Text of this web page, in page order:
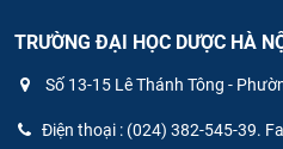
TRƯỜNG ĐẠI HỌC DƯỢC HÀ
Số 13-15 Lê Thánh Tông -
Điện thoại : (024) 382-545-39.